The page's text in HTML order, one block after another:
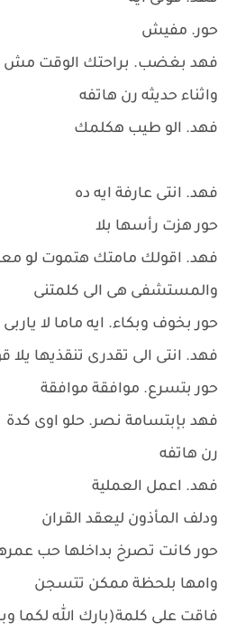
حور. مفيش
فهد بغضب. براحتك الوقت مش
واثناء حديثه رن هاتفه
فهد. الو طيب هكلمك
فهد. انتى عارفة ايه ده
حور هزت رأسها بلا
فهد. اقولك مامتك هتموت لو
والمستشفى هى الى كلمتنى
حور بخوف وبكاء. ايه ماما لا ياربى
فهد. انتى الى تقدرى تنقذيها يلا
حور بتسرع. موافقة موافقة
فهد بإبتسامة نصر. حلو اوى كدة
رن هاتفه
فهد. اعمل العملية
ودلف المأذون ليعقد القران
حور كانت تصرخ بداخلها حب
وامها بلحظة ممكن تتسجن
فاقت على كلمة(بارك الله لكما